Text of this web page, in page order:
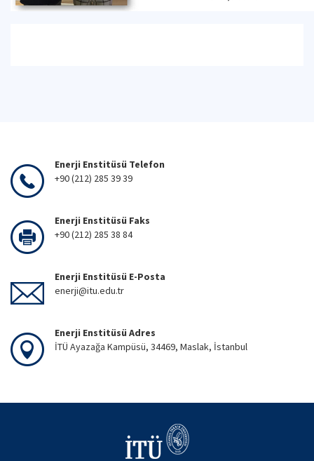
Enerji Enstitüsü Telefon
+90 (212) 285 39 39
Enerji Enstitüsü Faks
+90 (212) 285 38 84
Enerji Enstitüsü E-Posta
enerji@itu.edu.tr
Enerji Enstitüsü Adres
İTÜ Ayazağa Kampüsü, 34469, Maslak, İstanbul